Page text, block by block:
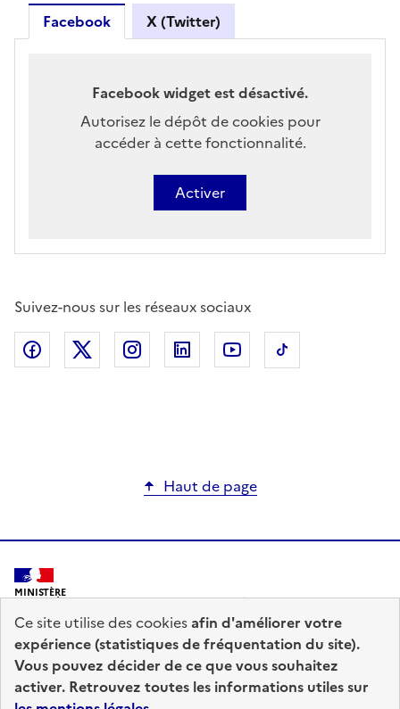
Facebook X (Twitter)
Passer Facebook
Facebook widget est désactivé.
Autorisez le dépôt de cookies pour
accéder à cette fonctionnalité.
Activer
Retour avant Facebook
Suivez-nous sur les réseaux sociaux
Haut de page
MINISTÈRE
DE L'INTÉRIEUR
Ce site utilise des cookiesafin d'améliorer votre
expérience (statistiques de fréquentation du site).
Vous pouvez décider de ce que vous souhaitez
activer. Retrouvez toutes les informations utiles sur